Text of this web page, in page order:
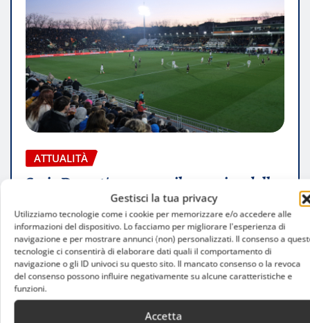
Gestisci la tua privacy
Utilizziamo tecnologie come i cookie per memorizzare e/o accedere alle
informazioni del dispositivo. Lo facciamo per migliorare l'esperienza di
navigazione e per mostrare annunci (non) personalizzati. Il consenso a
tecnologie ci consentirà di elaborare dati quali il comportamento di
navigazione o gli ID univoci su questo sito. Il mancato consenso o la revoca
del consenso possono influire negativamente su alcune caratteristiche e
funzioni.
Accetta
ATTUALITÀ
Serie D 2026/2027, ecco il cammino delle
milanesi: gironi, calendario e sfide di
Coppa Italia
Luca Talotta Ago 6, 2026